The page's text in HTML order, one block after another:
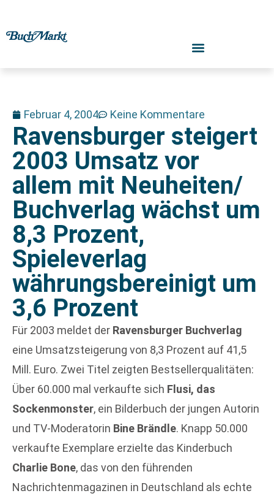
Februar 4, 2004 Keine Kommentare
Ravensburger steigert
2003 Umsatz vor
allem mit Neuheiten/
Buchverlag wächst um
8,3 Prozent,
Spieleverlag
währungsbereinigt um
3,6 Prozent
Für 2003 meldet der Ravensburger Buchverlag
eine Umsatzsteigerung von 8,3 Prozent auf 41,5
Mill. Euro. Zwei Titel zeigten Bestsellerqualitäten:
Über 60.000 mal verkaufte sich Flusi, das
Sockenmonster, ein Bilderbuch der jungen Autorin
und TV-Moderatorin Bine Brändle. Knapp 50.000
verkaufte Exemplare erzielte das Kinderbuch
Charlie Bone, das von den führenden
Nachrichtenmagazinen in Deutschland als echte